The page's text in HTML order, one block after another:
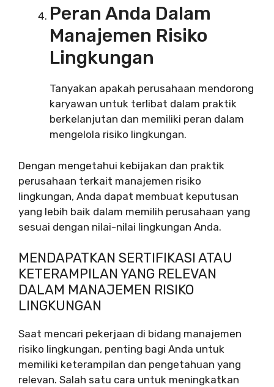
Peran Anda Dalam
Manajemen Risiko
Lingkungan
Tanyakan apakah perusahaan mendorong
karyawan untuk terlibat dalam praktik
berkelanjutan dan memiliki peran dalam
mengelola risiko lingkungan.
Dengan mengetahui kebijakan dan praktik
perusahaan terkait manajemen risiko
lingkungan, Anda dapat membuat keputusan
yang lebih baik dalam memilih perusahaan yang
sesuai dengan nilai-nilai lingkungan Anda.
MENDAPATKAN SERTIFIKASI ATAU
KETERAMPILAN YANG RELEVAN
DALAM MANAJEMEN RISIKO
LINGKUNGAN
Saat mencari pekerjaan di bidang manajemen
risiko lingkungan, penting bagi Anda untuk
memiliki keterampilan dan pengetahuan yang
relevan. Salah satu cara untuk meningkatkan